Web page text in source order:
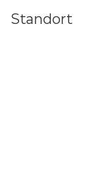
Standort